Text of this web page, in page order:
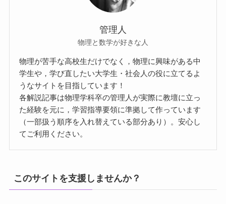
管理人
物理と数学が好きな人
物理が苦手な高校生だけでなく，物理に興味がある中
学生や，学び直したい大学生・社会人の役に立てるよ
うなサイトを目指しています！
各解説記事は物理学科卒の管理人が実際に教壇に立っ
た経験を元に，学習指導要領に準拠して作っています
（一部扱う順序を入れ替えている部分あり）。安心し
てご利用ください。
このサイトを支援しませんか？